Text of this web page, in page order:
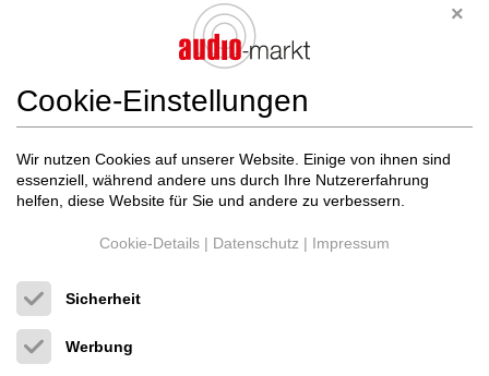
Vorverstärker / Prozessor
9.000 €
Cookie-Einstellungen
Wir nutzen Cookies auf unserer Website. Einige von ihnen sind
essenziell, während andere uns durch Ihre Nutzererfahrung
helfen, diese Website für Sie und andere zu verbessern.
Cookie-Details | Datenschutz | Impressum
Sicherheit
Werbung